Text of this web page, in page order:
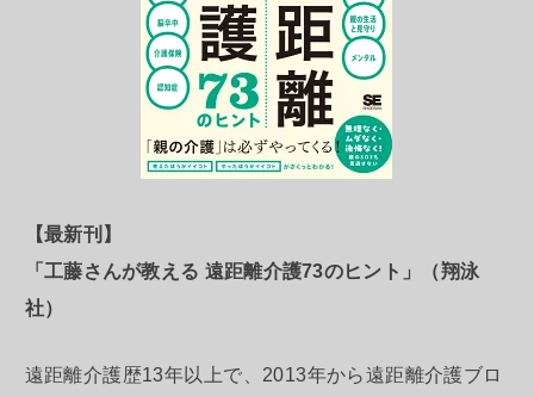
【最新刊】
「工藤さんが教える 遠距離介護73のヒント」（翔泳
社）
遠距離介護歴13年以上で、2013年から遠距離介護ブロ